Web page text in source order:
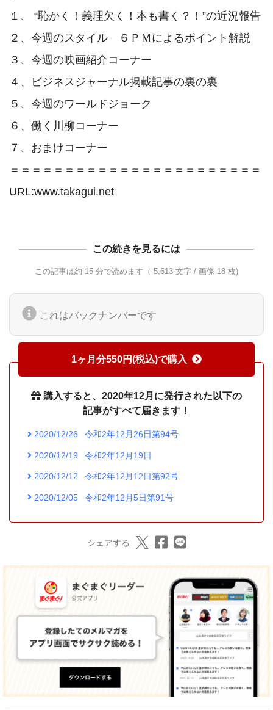
１、 “恥かく！義理欠く！本も書く？！”の近況報告
２、今週のスタイル　６ＰＭによるポイント解説
３、今週の映画紹介コーナー
４、ビジネスジャーナル掲載記事の裏の裏
５、今週のワールドジョーク
６、働く川柳コーナー
７、おまけコーナー
＝＝＝＝＝＝＝＝＝＝＝＝＝＝＝＝＝＝＝＝＝＝＝
URL:www.takagui.net
この続きを見るには
この記事は約 15 分で読めます（ 5,613 文字 / 画像 18 枚)
これはバックナンバーです
1ヶ月分550円(税込)で購入
購入すると、2020年12月に発行された以下の
記事がすべて届きます！
2020/12/26 令和2年12月26日第94号
2020/12/19 令和2年12月19日
2020/12/12 令和2年12月12日第92号
2020/12/05 令和2年12月5日第91号
シェアする